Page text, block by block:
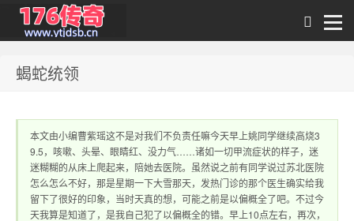
蝎蛇统领
本文由小编曹紫瑶这不是对我们不负责任嘛今天早上姚同学继续高烧3
9.5，咳嗽、头晕、眼睛红、没力气……诸如一切甲流症状的样子，迷
迷糊糊的从床上爬起来，陪她去医院。虽然说之前有同学说过苏北医院
怎么怎么不好，那是星期一下大雪那天，发热门诊的那个医生确实给我
留下了很好的印象，当时天真的想，可能之前是以偏概全了吧。不过今
天我算是知道了，是我自己犯了以偏概全的错。早上10点左右，再次，